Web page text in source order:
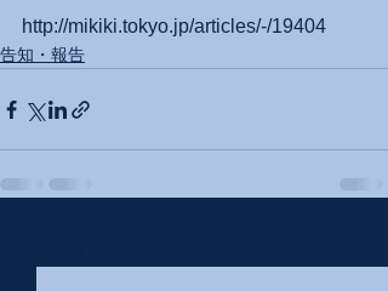
http://mikiki.tokyo.jp/articles/-/19404
告知・報告